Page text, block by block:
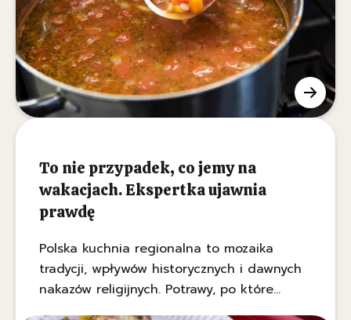
To nie przypadek, co jemy na
wakacjach. Ekspertka ujawnia
prawdę
Polska kuchnia regionalna to mozaika
tradycji, wpływów historycznych i dawnych
nakazów religijnych. Potrawy, po które